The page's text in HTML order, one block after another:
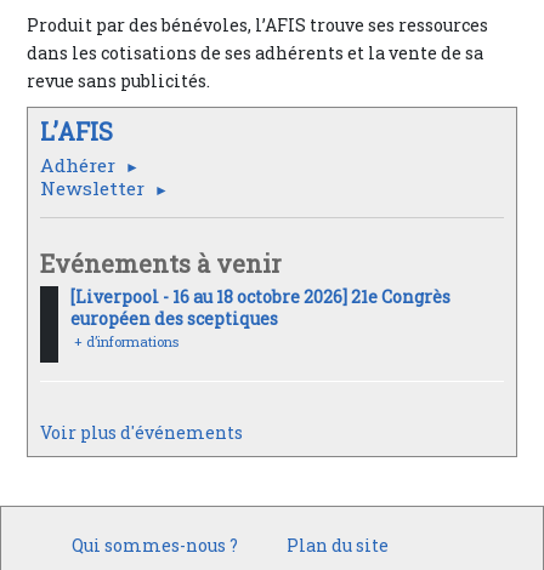
Produit par des bénévoles, l’AFIS trouve ses ressources
dans les cotisations de ses adhérents et la vente de sa
revue sans publicités.
L’AFIS
Adhérer
Newsletter
Evénements à venir
[Liverpool - 16 au 18 octobre 2026] 21e Congrès
européen des sceptiques
+ d’informations
Voir plus d'événements
Qui sommes-nous ? Plan du site